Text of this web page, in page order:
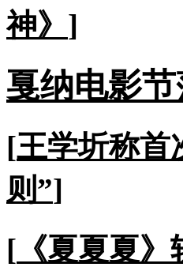
神》 ]
戛纳电影
[王学圻称首
则”]
[ 《夏夏夏